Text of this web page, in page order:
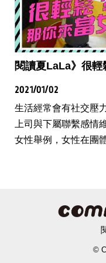
閱讀夏LaLa》很輕
2021/01/02
生活經常會有社交壓
上司與下屬聯繫感情
女性舉例，女性在團
©